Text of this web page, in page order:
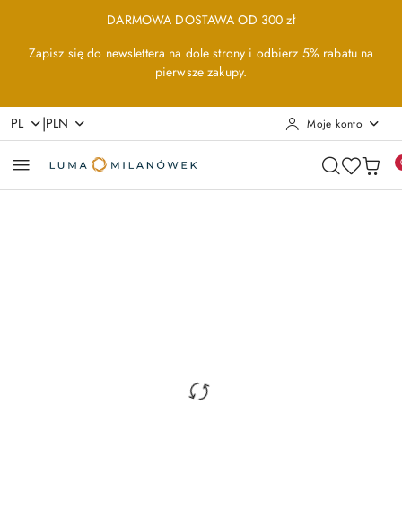
Przejdź do treści głównej
Przejdź do wyszukiwarki
Przejdź do moje konto
Przejdź do menu głównego
Przejdź do opisu produktu
Przejdź do stopkiDARMOWA DOSTAWA OD 300 zł
Zapisz się do newslettera na dole strony i odbierz 5% rabatu na
pierwsze zakupy.
PL |PLN Moje konto